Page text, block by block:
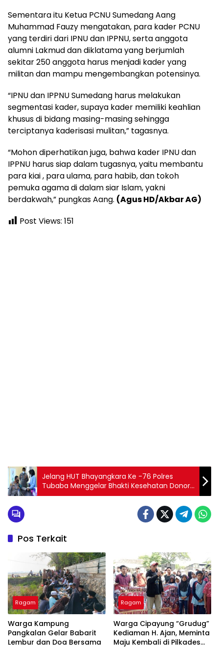
Sementara itu Ketua PCNU Sumedang Aang
Muhammad Fauzy mengatakan, para kader PCNU
yang terdiri dari IPNU dan IPPNU, serta anggota
alumni Lakmud dan diklatama yang berjumlah
sekitar 250 anggota harus menjadi kader yang
militan dan mampu mengembangkan potensinya.
“IPNU dan IPPNU Sumedang harus melakukan
segmentasi kader, supaya kader memiliki keahlian
khusus di bidang masing-masing sehingga
terciptanya kaderisasi mulitan,” tagasnya.
“Mohon diperhatikan juga, bahwa kader IPNU dan
IPPNU harus siap dalam tugasnya, yaitu membantu
para kiai , para ulama, para habib, dan tokoh
pemuka agama di dalam siar Islam, yakni
berdakwah,” pungkas Aang. (Agus HD/Akbar AG)
Post Views: 151
Jelang HUT Bhayangkara Ke -76 Polres
Tubaba Menggelar Bhakti Kesehatan Donor
Darah
Pos Terkait
Ragam
Warga Kampung
Pangkalan Gelar Babarit
Lembur dan Doa Bersama
Ragam
Warga Cipayung “Grudug”
Kediaman H. Ajan, Meminta
Maju Kembali di Pilkades